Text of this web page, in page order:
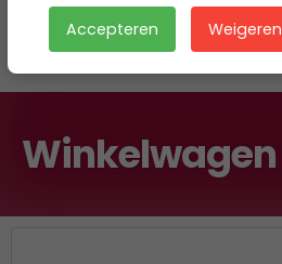
|
Winkelwagen
Accepteren Weigeren